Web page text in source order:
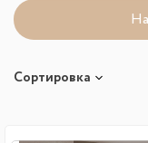
Сортировка